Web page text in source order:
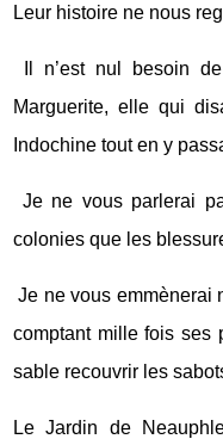
Leur histoire ne nous
Il n’est nul besoin
Marguerite, elle qui
Indochine tout en y
Je ne vous parlerai
colonies que les
Je ne vous emmènerai
comptant mille fois ses
sable recouvrir les
Le Jardin de